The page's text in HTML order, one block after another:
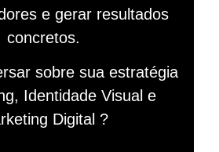
e gerar resultados
concretos.
sobre sua estratégia
Identidade Visual e
Digital ?